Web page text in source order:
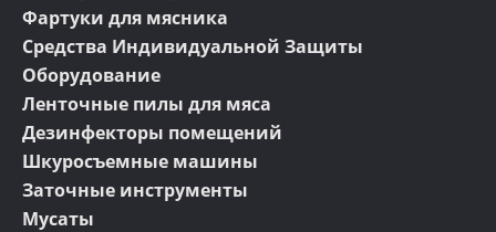
Фартуки для мясника
Средства Индивидуальной Защиты
Оборудование
Ленточные пилы для мяса
Дезинфекторы помещений
Шкуросъемные машины
Заточные инструменты
Мусаты